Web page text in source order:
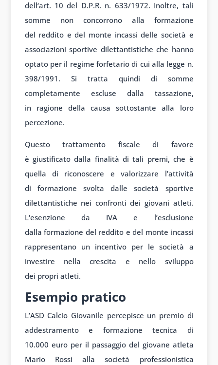
dell‘art. 10 del D.P.R. n. 633/1972. Inoltre, tali
somme nonconcorrono alla formazione
del reddito e del monte incassi delle società e
associazioni sportive dilettantistiche che hanno
optato peril regime forfetario di cui alla legge n.
398/1991. Si tratta quindi di somme
completamente escluse dalla tassazione,
inragione della causa sottostante alla loro
percezione.
Questo trattamento fiscale di favore
è giustificato dalla finalità di tali premi, che è
quella di riconoscere e valorizzare l’attività
di formazione svolta dalle società sportive
dilettantistiche nei confronti dei giovani atleti.
L‘esenzione da IVA e l’esclusione
dalla formazione del reddito e del monte incassi
rappresentano un incentivo per le società a
investire nella crescita e nello sviluppo
dei propri atleti.
Esempio pratico
L’ASD Calcio Giovanile percepisce un premio di
addestramento e formazione tecnica di
10.000 euro per il passaggio del giovane atleta
Mario Rossi alla società professionistica